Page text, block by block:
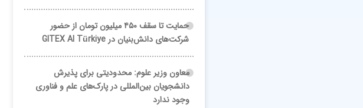
حمایت تا سقف ۴۵۰ میلیون تومان از حضور
شرکت‌های دانش‌بنیان در GITEX AI Türkiye
معاون وزیر علوم: محدودیتی برای پذیرش
دانشجویان بین‌المللی در پارک‌های علم و فناوری
وجود ندارد